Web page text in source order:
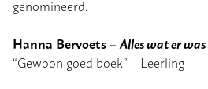
genomineerd.
Hanna Bervoets –Alles wat er was
“Gewoon goed boek” – Leerling